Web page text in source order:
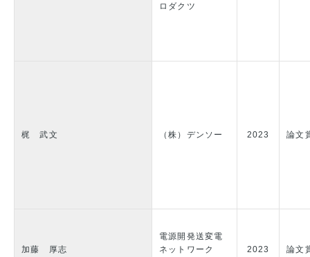
ロダクツ
梶 武文 （株）デンソー 2023 論文
加藤 厚志
電源開発送変電
ネットワーク
2023 論文